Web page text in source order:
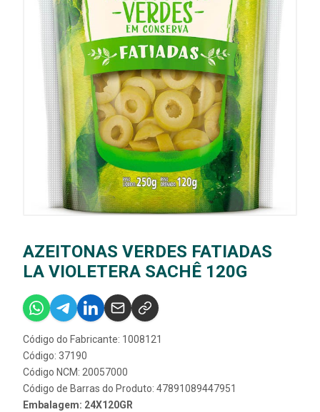
AZEITONAS VERDES FATIADAS
LA VIOLETERA SACHÊ 120G
Código do Fabricante: 1008121
Código: 37190
Código NCM: 20057000
Código de Barras do Produto: 47891089447951
Embalagem: 24X120GR